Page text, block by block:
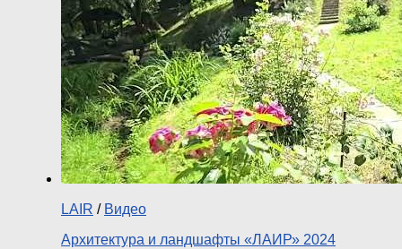
LAIR / Видео
Архитектура и ландшафты «ЛАИР» 2024